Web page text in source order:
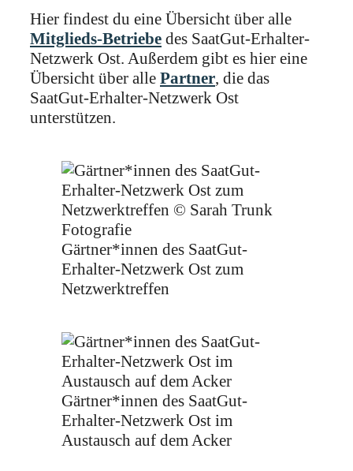
Hier findest du eine Übersicht über alle
Mitglieds-Betriebe des SaatGut-Erhalter-
Netzwerk Ost. Außerdem gibt es hier eine
Übersicht über alle Partner, die das
SaatGut-Erhalter-Netzwerk Ost
unterstützen.
Gärtner*innen des SaatGut-
Erhalter-Netzwerk Ost zum
Netzwerktreffen
Gärtner*innen des SaatGut-
Erhalter-Netzwerk Ost im
Austausch auf dem Acker